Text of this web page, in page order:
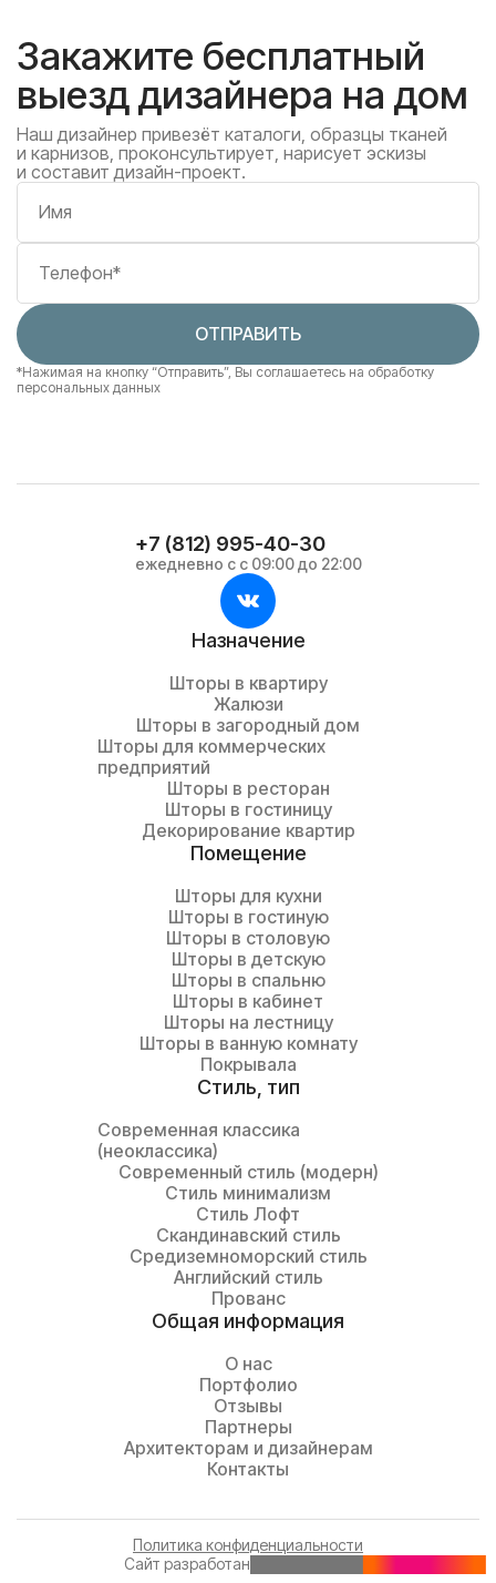
Закажите бесплатный
выезд дизайнера на дом
Наш дизайнер привезёт каталоги, образцы тканей
и карнизов, проконсультирует, нарисует эскизы
и составит дизайн-проект.
Имя
Телефон*
ОТПРАВИТЬ
*Нажимая на кнопку “Отправить”, Вы соглашаетесь на обработку
персональных данных
+7 (812) 995-40-30
ежедневно с с 09:00 до 22:00
Назначение
Шторы в квартиру
Жалюзи
Шторы в загородный дом
Шторы для коммерческих
предприятий
Шторы в ресторан
Шторы в гостиницу
Декорирование квартир
Помещение
Шторы для кухни
Шторы в гостиную
Шторы в столовую
Шторы в детскую
Шторы в спальню
Шторы в кабинет
Шторы на лестницу
Шторы в ванную комнату
Покрывала
Cтиль, тип
Современная классика
(неоклассика)
Современный стиль (модерн)
Стиль минимализм
Стиль Лофт
Скандинавский стиль
Средиземноморский стиль
Английский стиль
Прованс
Общая информация
О нас
Портфолио
Отзывы
Партнеры
Архитекторам и дизайнерам
Контакты
Политика конфиденциальности
Сайт разработан